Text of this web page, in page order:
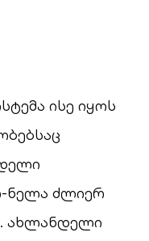
ისე იყოს
ნელა ძლიერ
ახლანდელი